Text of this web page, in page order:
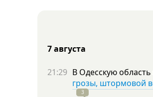
7 августа
21:29 В Одесскую
грозы, штормовой
3